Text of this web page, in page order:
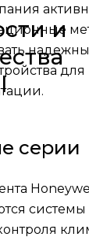
и
серии
системы